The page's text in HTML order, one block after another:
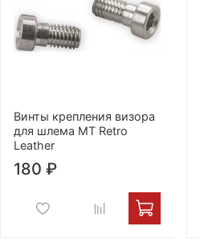
Винты крепления визора
для шлема MT Retro
Leather
180 ₽